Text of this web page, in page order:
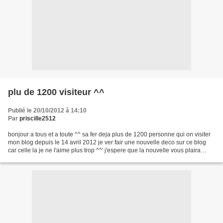
plu de 1200 visiteur ^^
Publié le 20/10/2012 à 14:10
Par priscille2512
bonjour a tous et a toute ^^ sa fer deja plus de 1200 personne qui on visiter
mon blog depuis le 14 avril 2012 je ver fair une nouvelle deco sur ce blog
car celle la je ne l'aime plus trop ^^' j'espere que la nouvelle vous plaira